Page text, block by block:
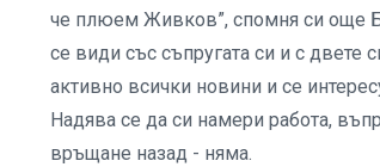
че плюем Живков”, спомня си още
се види със съпругата си и с двете
активно всички новини и се
Надява се да си намери работа,
връщане назад - няма.